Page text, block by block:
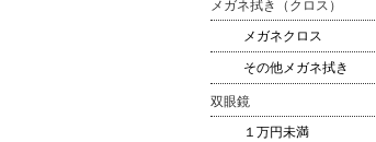
メガネ拭き（クロス）
メガネクロス
その他メガネ拭き
双眼鏡
１万円未満